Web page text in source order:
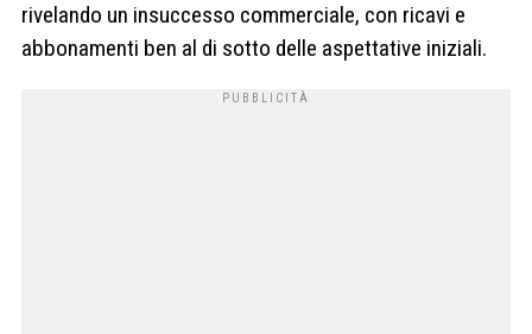
rivelando un insuccesso commerciale, con ricavi e
abbonamenti ben al di sotto delle aspettative iniziali.